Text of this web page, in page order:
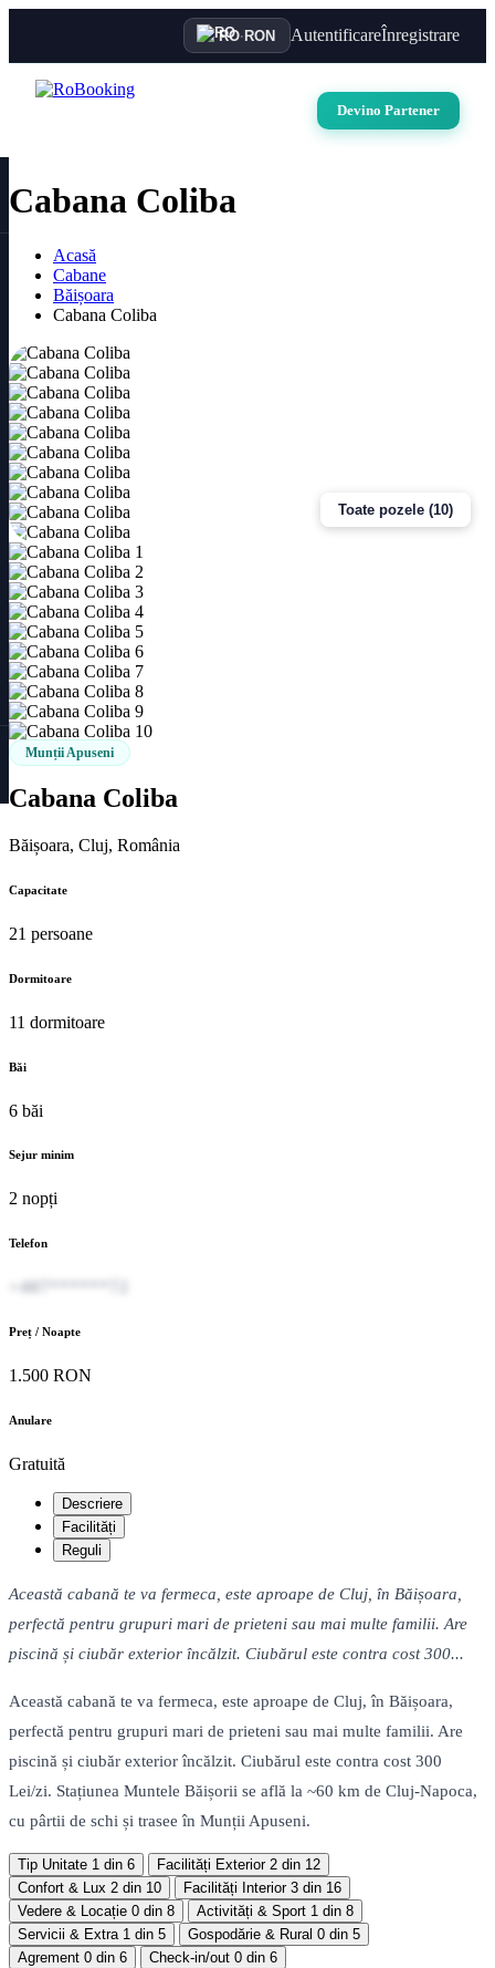
RO·RON AutentificareÎnregistrare
Devino Partener
Cabana Coliba
Acasă
Cabane
Băișoara
Cabana Coliba
Toate pozele (10)
Munții Apuseni
Cabana Coliba
Băișoara, Cluj, România
Capacitate
21 persoane
Dormitoare
11 dormitoare
Băi
6 băi
Sejur minim
2 nopți
Telefon
+407******72
Preț / Noapte
1.500 RON
Anulare
Gratuită
Descriere
Facilități
Reguli
Această cabană te va fermeca, este aproape de Cluj, în Băișoara,
perfectă pentru grupuri mari de prieteni sau mai multe familii. Are
piscină și ciubăr exterior încălzit. Ciubărul este contra cost 300...
Această cabană te va fermeca, este aproape de Cluj, în Băișoara,
perfectă pentru grupuri mari de prieteni sau mai multe familii. Are
piscină și ciubăr exterior încălzit. Ciubărul este contra cost 300
Lei/zi. Stațiunea Muntele Băișorii se află la ~60 km de Cluj-Napoca,
cu pârtii de schi și trasee în Munții Apuseni.
Tip Unitate 1 din 6 Facilități Exterior 2 din 12
Confort & Lux 2 din 10 Facilități Interior 3 din 16
Vedere & Locație 0 din 8 Activități & Sport 1 din 8
Servicii & Extra 1 din 5 Gospodărie & Rural 0 din 5
Agrement 0 din 6 Check-in/out 0 din 6